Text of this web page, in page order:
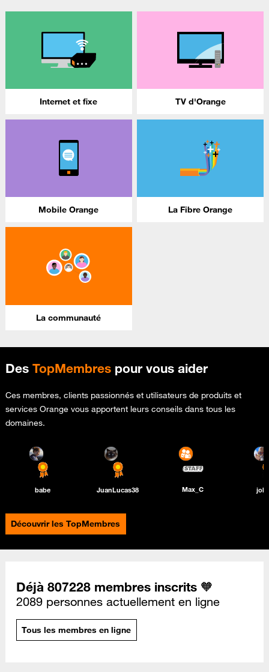
Internet et fixe TV d'Orange
Mobile Orange La Fibre Orange
La communauté
Des TopMembres pour vous aider
Ces membres, clients passionnés et utilisateurs de produits et
services Orange vous apportent leurs conseils dans tous les
domaines.
babe JuanLucas38 Max_C
Découvrir les TopMembres
Déjà 807228 membres inscrits 🧡
2089 personnes actuellement en ligne
Tous les membres en ligne